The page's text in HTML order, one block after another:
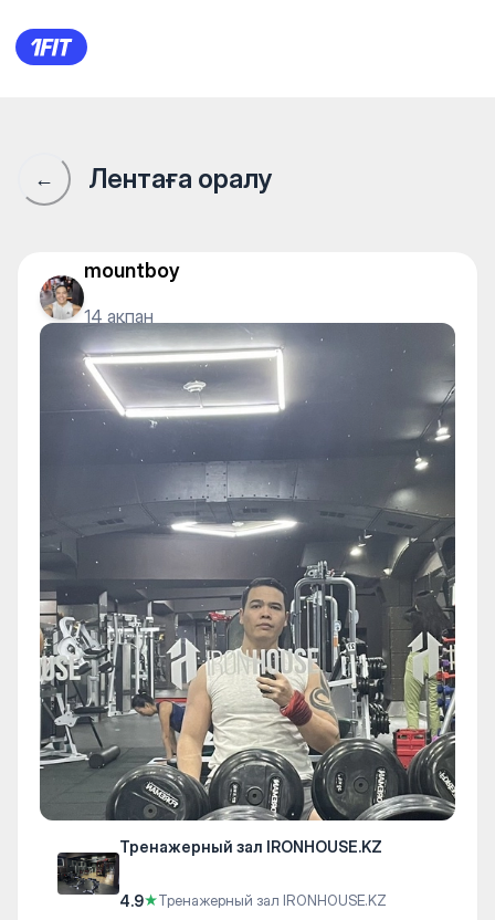
Тренажерный зал
← Лентаға оралу
mountboy
14 ақпан
Тренажерный зал IRONHOUSE.KZ
4.9★Тренажерный зал IRONHOUSE.KZ